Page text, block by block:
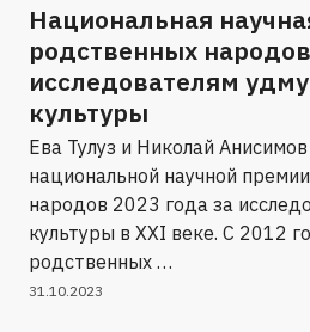
Национальная
родственных
исследователям
культуры
Ева Тулуз и Николай
национальной научной
народов 2023 года за
культуры в XXI веке. С 2012
родственных …
31.10.2023